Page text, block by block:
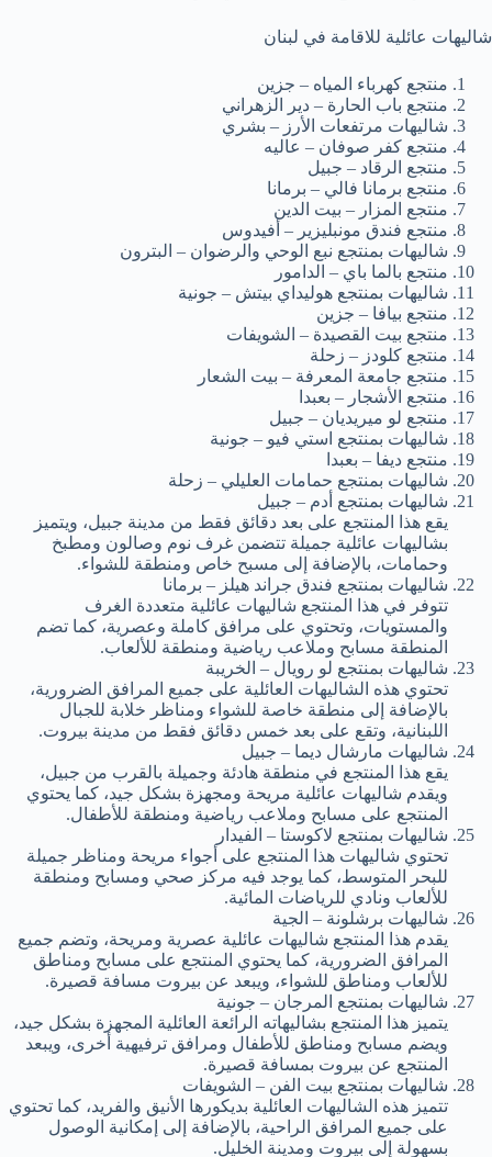
شاليهات عائلية للاقامة في لبنان
منتجع كهرباء المياه – جزين
منتجع باب الحارة – دير الزهراني
شاليهات مرتفعات الأرز – بشري
منتجع كفر صوفان – عاليه
منتجع الرقاد – جبيل
منتجع برمانا فالي – برمانا
منتجع المزار – بيت الدين
منتجع فندق مونبليزير – أفيدوس
شاليهات بمنتجع نبع الوحي والرضوان – البترون
منتجع بالما باي – الدامور
شاليهات بمنتجع هوليداي بيتش – جونية
منتجع بيافا – جزين
منتجع بيت القصيدة – الشويفات
منتجع كلودز – زحلة
منتجع جامعة المعرفة – بيت الشعار
منتجع الأشجار – بعبدا
منتجع لو ميريديان – جبيل
شاليهات بمنتجع استي فيو – جونية
منتجع ديفا – بعبدا
شاليهات بمنتجع حمامات العليلي – زحلة
شاليهات بمنتجع أدم – جبيل
يقع هذا المنتجع على بعد دقائق فقط من مدينة جبيل، ويتميز
بشاليهات عائلية جميلة تتضمن غرف نوم وصالون ومطبخ
وحمامات، بالإضافة إلى مسبح خاص ومنطقة للشواء.
شاليهات بمنتجع فندق جراند هيلز – برمانا
تتوفر في هذا المنتجع شاليهات عائلية متعددة الغرف
والمستويات، وتحتوي على مرافق كاملة وعصرية، كما تضم
المنطقة مسابح وملاعب رياضية ومنطقة للألعاب.
شاليهات بمنتجع لو رويال – الخريبة
تحتوي هذه الشاليهات العائلية على جميع المرافق الضرورية،
بالإضافة إلى منطقة خاصة للشواء ومناظر خلابة للجبال
اللبنانية، وتقع على بعد خمس دقائق فقط من مدينة بيروت.
شاليهات مارشال ديما – جبيل
يقع هذا المنتجع في منطقة هادئة وجميلة بالقرب من جبيل،
ويقدم شاليهات عائلية مريحة ومجهزة بشكل جيد، كما يحتوي
المنتجع على مسابح وملاعب رياضية ومنطقة للأطفال.
شاليهات بمنتجع لاكوستا – الفيدار
تحتوي شاليهات هذا المنتجع على أجواء مريحة ومناظر جميلة
للبحر المتوسط، كما يوجد فيه مركز صحي ومسابح ومنطقة
للألعاب ونادي للرياضات المائية.
شاليهات برشلونة – الجية
يقدم هذا المنتجع شاليهات عائلية عصرية ومريحة، وتضم جميع
المرافق الضرورية، كما يحتوي المنتجع على مسابح ومناطق
للألعاب ومناطق للشواء، ويبعد عن بيروت مسافة قصيرة.
شاليهات بمنتجع المرجان – جونية
يتميز هذا المنتجع بشاليهاته الرائعة العائلية المجهزة بشكل جيد،
ويضم مسابح ومناطق للأطفال ومرافق ترفيهية أخرى، ويبعد
المنتجع عن بيروت بمسافة قصيرة.
شاليهات بمنتجع بيت الفن – الشويفات
تتميز هذه الشاليهات العائلية بديكورها الأنيق والفريد، كما تحتوي
على جميع المرافق الراحية، بالإضافة إلى إمكانية الوصول
بسهولة إلى بيروت ومدينة الخليل.